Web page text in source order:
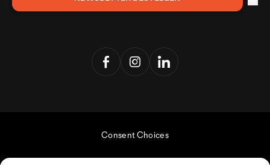
Consent Choices